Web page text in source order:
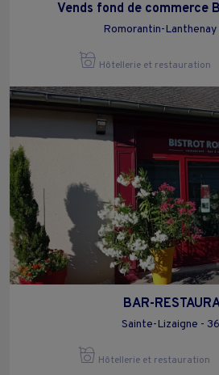
Vends fond de commerce
Romorantin-
Hôtellerie et restauration
BAR-
Sainte-Lizaigne -
Hôtellerie et restauration